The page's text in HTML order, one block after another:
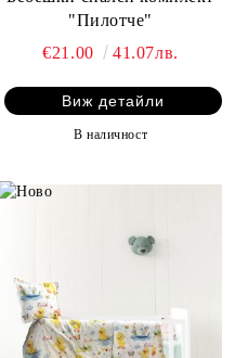
"Пилотче"
€21.00
41.07лв.
Виж детайли
В наличност